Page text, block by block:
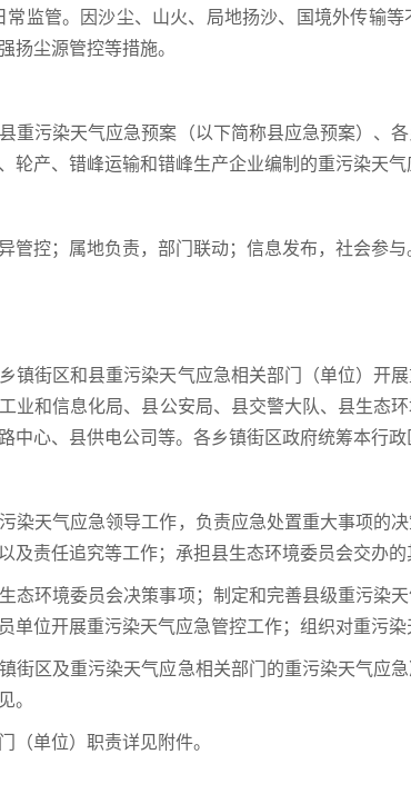
常监管。因沙尘、山火、局地扬沙、国境外传输
扬尘源管控等措施。
重污染天气应急预案（以下简称县应急预案）、
轮产、错峰运输和错峰生产企业编制的重污染天
管控；属地负责，部门联动；信息发布，社会参与
镇街区和县重污染天气应急相关部门（单位）开
业和信息化局、县公安局、县交警大队、县生态
中心、县供电公司等。各乡镇街区政府统筹本行政
染天气应急领导工作，负责应急处置重大事项的
及责任追究等工作；承担县生态环境委员会交办的
态环境委员会决策事项；制定和完善县级重污染
单位开展重污染天气应急管控工作；组织对重污染
街区及重污染天气应急相关部门的重污染天气应
。
（单位）职责详见附件。